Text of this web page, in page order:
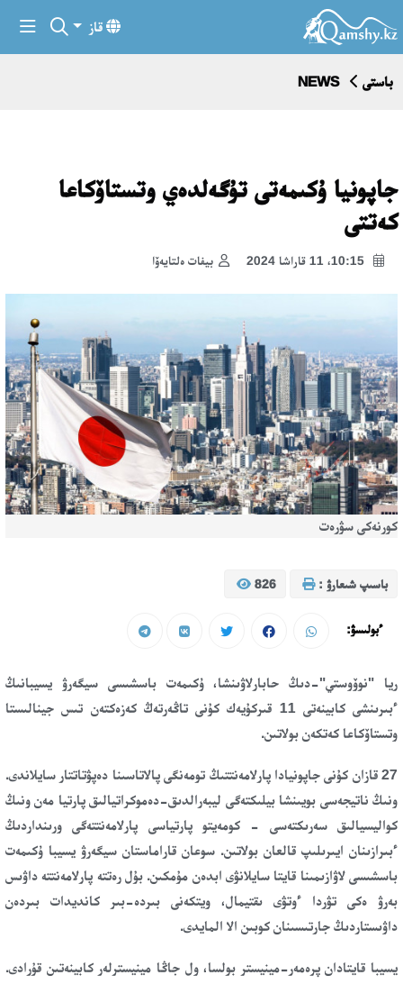
قاز
باستى NEWS
جاپونيا ۇكىمەتى تۇگەلدەي وتستاۆكاعا
كەتتى
بيفات ەلتايەۆا
كورنەكى سۋرەت
باسىپ شىعارۋ : 826
ءبولىسۋ:
ريا "نوۆوستي"-دىڭ حابارلاۋىنشا، ۇكىمەت باسشىسى سيگەرۋ يسيبانىڭ
ءبىرىنشى كابينەتى 11 قىركۇيەك كۇنى تاڭەرتەڭ كەزەكتەن تىس جينالىستا
وتستاۆكاعا كەتكەن بولاتىن.
27 قازان كۇنى جاپونيادا پارلامەنتتىڭ تومەنگى پالاتاسىنا دەپۋتاتتار سايلاندى.
ونىڭ ناتيجەسى بويىنشا بيلىكتەگى ليبەرالدىق-دەموكراتيالىق پارتيا مەن ونىڭ
كواليسيالىق سەرىكتەسى - كومەيتو پارتياسى پارلامەنتتەگى ورىنداردىڭ
ءبىرازىنان ايىرىلىپ قالعان بولاتىن. سوعان قاراماستان سيگەرۋ يسيبا ۇكىمەت
باسشىسى لاۋازىمىنا قايتا سايلانۋى ابدەن مۇمكىن. بۇل رەتتە پارلامەنتتە داۋىس
بەرۋ ەكى تۋردا ءوتۋى ىقتيمال، ويتكەنى بىردە-بىر كانديدات بىردەن
داۋىستاردىڭ جارتىسىنان كوبىن الا المايدى.
يسيبا قايتادان پرەمەر-مينيستر بولسا، ول جاڭا مينيسترلەر كابينەتىن قۇرادى.